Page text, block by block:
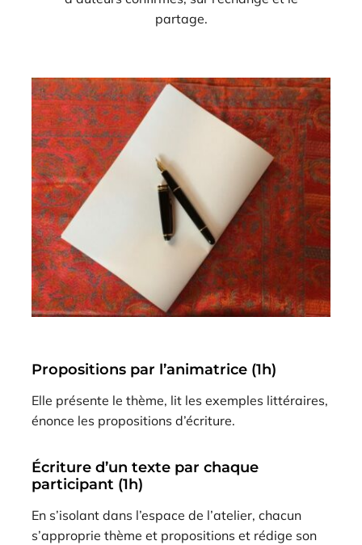
partage.
Propositions par l’animatrice (1h)
Elle présente le thème, lit les exemples littéraires,
énonce les propositions d’écriture.
Écriture d’un texte par chaque
participant (1h)
En s’isolant dans l’espace de l’atelier, chacun
s’approprie thème et propositions et rédige son